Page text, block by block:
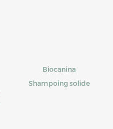
Biocanina
Shampoing solide